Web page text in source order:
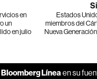
en
un
en julio
Estados
miembros del
Nueva
Bloomberg Líneaen su